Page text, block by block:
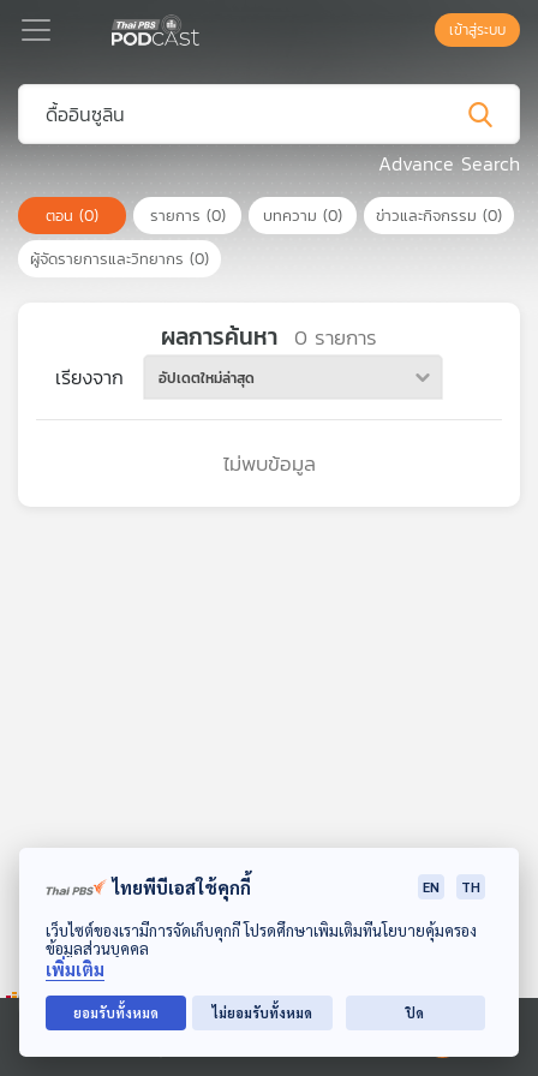
Podcast
เพล
ย์
ลิ
เพล
และ
เกี่ยว
ดาวน์โหลด Thai PBS Podcast Application
Ⓒ 2020 องค์การกระจายเสียงและแพร่ภาพสาธารณะแห่งประเทศไทย
เข้าสู่ระบบ
Advance Search
ตอน (0) รายการ (0) บทความ (0) ข่าวและกิจกรรม (0)
ผู้จัดรายการและวิทยากร (0)
ผลการค้นหา 0 รายการ
เรียงจาก อัปเดตใหม่ล่าสุด
ไม่พบข้อมูล
ไทยพีบีเอสใช้คุกกี้ EN TH
เว็บไซต์ของเรามีการจัดเก็บคุกกี้ โปรดศึกษาเพิ่มเติมที่นโยบายคุ้มครอง
ข้อมูลส่วนบุคคล
เพิ่มเติม
ยอมรับทั้งหมด ไม่ยอมรับทั้งหมด ปิด